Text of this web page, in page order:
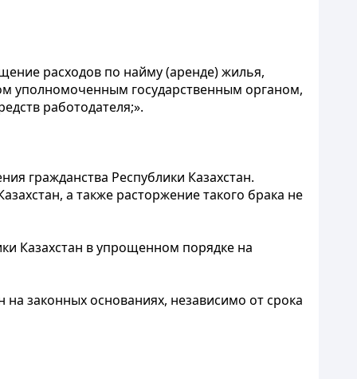
расходов по найму (аренде) жилья,
уполномоченным государственным органом,
работодателя;».
гражданства Республики Казахстан.
а также расторжение такого брака не
Казахстан в упрощенном порядке на
законных основаниях, независимо от срока